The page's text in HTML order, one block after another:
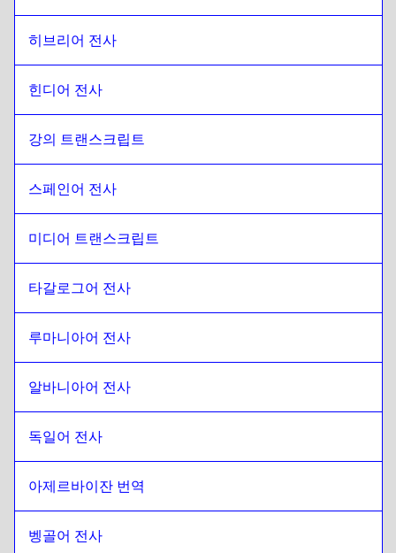
히브리어 전사
힌디어 전사
강의 트랜스크립트
스페인어 전사
미디어 트랜스크립트
타갈로그어 전사
루마니아어 전사
알바니아어 전사
독일어 전사
아제르바이잔 번역
벵골어 전사